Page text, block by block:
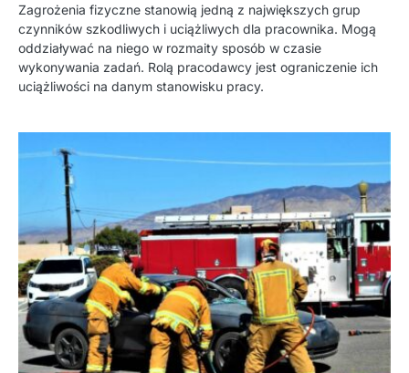
Zagrożenia fizyczne stanowią jedną z największych grup
czynników szkodliwych i uciążliwych dla pracownika. Mogą
oddziaływać na niego w rozmaity sposób w czasie
wykonywania zadań. Rolą pracodawcy jest ograniczenie ich
uciążliwości na danym stanowisku pracy.